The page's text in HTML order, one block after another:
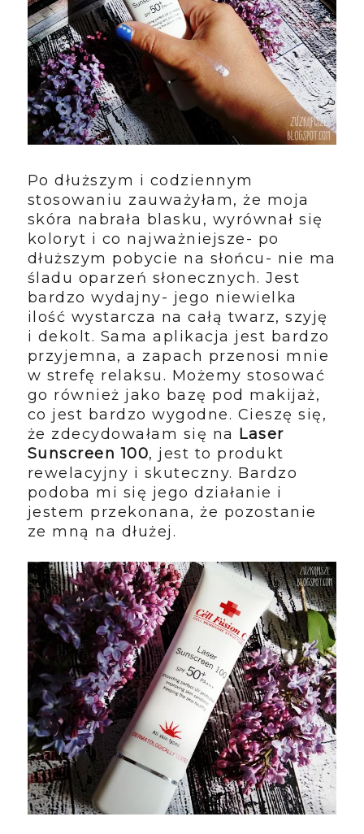
Po dłuższym i codziennym
stosowaniu zauważyłam, że moja
skóra nabrała blasku, wyrównał się
koloryt i co najważniejsze- po
dłuższym pobycie na słońcu- nie ma
śladu oparzeń słonecznych. Jest
bardzo wydajny- jego niewielka
ilość wystarcza na całą twarz, szyję
i dekolt. Sama aplikacja jest bardzo
przyjemna, a zapach przenosi mnie
w strefę relaksu. Możemy stosować
go również jako bazę pod makijaż,
co jest bardzo wygodne. Cieszę się,
że zdecydowałam się na Laser
Sunscreen 100, jest to produkt
rewelacyjny i skuteczny. Bardzo
podoba mi się jego działanie i
jestem przekonana, że pozostanie
ze mną na dłużej.